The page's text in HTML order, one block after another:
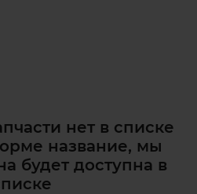
нет в списке
название, мы
будет доступна в